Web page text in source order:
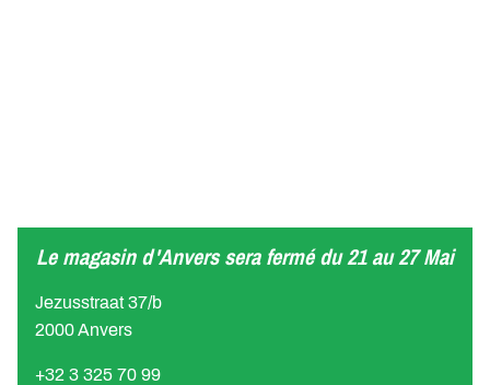
Le magasin d'Anvers sera fermé du 21 au 27 Mai
Jezusstraat 37/b
2000 Anvers
+32 3 325 70 99